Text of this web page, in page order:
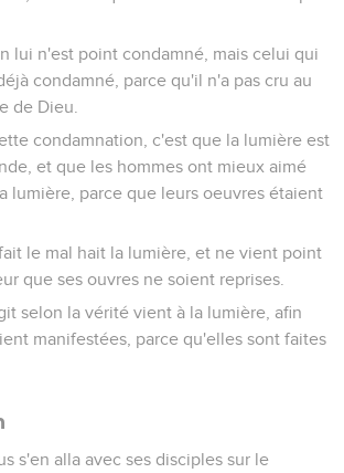
lui n'est point condamné, mais celui qui
condamné, parce qu'il n'a pas cru au
de Dieu.
condamnation, c'est que la lumière est
et que les hommes ont mieux aimé
lumière, parce que leurs oeuvres étaient
le mal hait la lumière, et ne vient point
que ses ouvres ne soient reprises.
selon la vérité vient à la lumière, afin
manifestées, parce qu'elles sont faites
s'en alla avec ses disciples sur le